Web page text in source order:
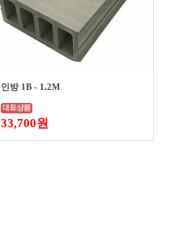
인방 1B - 1.2M
33,700원